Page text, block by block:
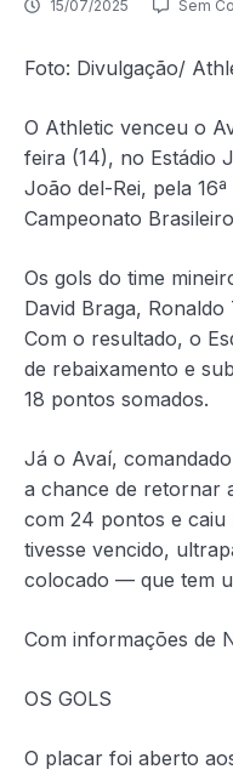
15/07/2025 Sem
Foto: Divulgação/
O Athletic venceu o
feira (14), no Estádio
João del-Rei, pela
Campeonato
Os gols do time
David Braga,
Com o resultado, o
de rebaixamento e
18 pontos somados.
Já o Avaí,
a chance de retornar
com 24 pontos e caiu
tivesse vencido,
colocado — que tem
Com informações de
OS GOLS
O placar foi aberto